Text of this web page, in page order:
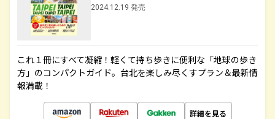
2024.12.19 発売
これ１冊にすべて凝縮！軽くて持ち歩きに便利な「地球の歩き
方」のコンパクトガイド。台北を楽しみ尽くすプラン＆最新情
報満載！
詳細を見る